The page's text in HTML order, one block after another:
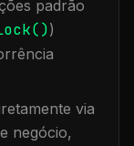
padrão
)
via
negócio,